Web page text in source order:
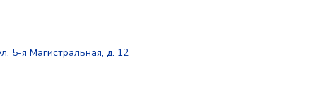
5-я Магистральная, д. 12